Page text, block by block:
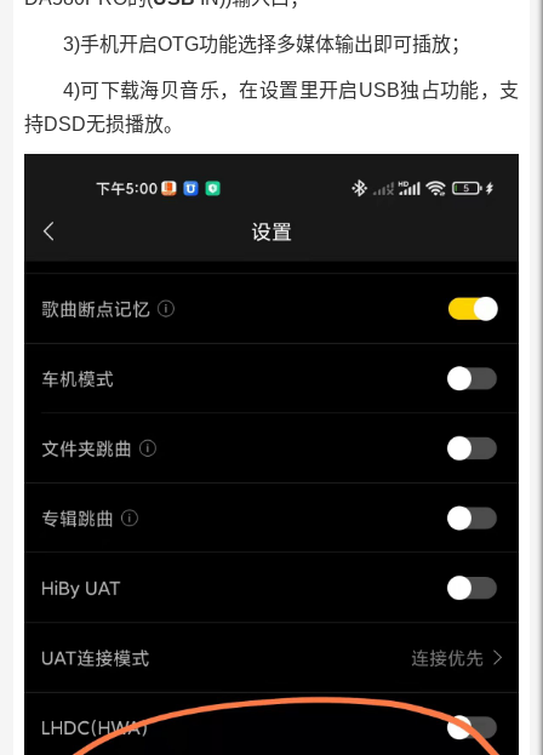
3)手机开启OTG功能选择多媒体输出即可插放；
4)可下载海贝音乐，在设置里开启USB独占功能，支
持DSD无损播放。